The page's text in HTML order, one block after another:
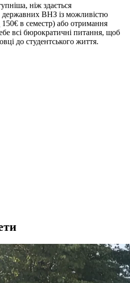
ніж здається
ВНЗ із можливістю
в семестр) або отримання
всі бюрократичні питання, щоб
до студентського життя.